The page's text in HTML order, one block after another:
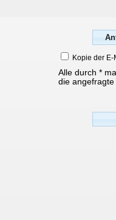
Kopie der
Alle durch *
die